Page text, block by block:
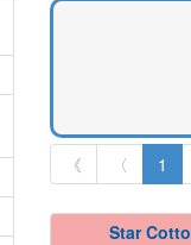
《 〈 1
Star